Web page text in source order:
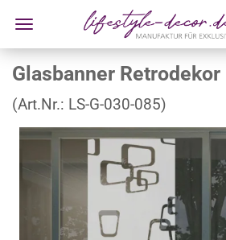
Glasbanner Retrodekor
(Art.Nr.: LS-G-030-085)